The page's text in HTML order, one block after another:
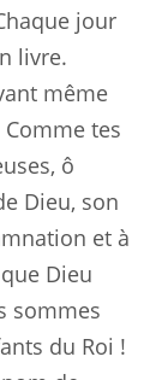
jour
livre.
même
tes
ô
Dieu, son
et à
Dieu
sommes
du Roi !